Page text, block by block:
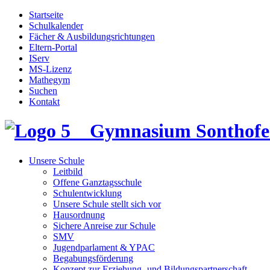
Startseite
Schulkalender
Fächer & Ausbildungsrichtungen
Eltern-Portal
IServ
MS-Lizenz
Mathegym
Suchen
Kontakt
Gymnasium
Unsere Schule
Leitbild
Offene Ganztagsschule
Schulentwicklung
Unsere Schule stellt sich vor
Hausordnung
Sichere Anreise zur Schule
SMV
Jugendparlament & YPAC
Begabungsförderung